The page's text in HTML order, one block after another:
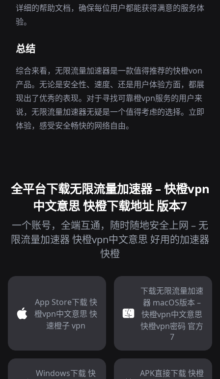
详细的帮助文档，确保每位用户都能获得满意的服务体
验。
总结
综合来看，无限流量加速器是一款值得推荐的快橙von
产品。无论是安全性、速度、还是用户体验方面，都展
现出了优秀的表现。对于寻找可靠橙vpn服务的用户来
说，无限流量加速器无疑是一个值得考虑的选择。立即
体验，感受安全畅快的网络自由。
全平台下载无限流量加速器 – 快橙vpn
中文意思 快橙下载地址 版本7
一个账号，全端互通，随时随地安全上网 – 无
限流量加速器 快橙vpn中文意思 好用的加速器
快橙
App Store下载 快
橙vpn中文意思 快
速橙子 vpn
下载无限流量加速
器 macOS版本 –
快橙vpn中文意思
快橙vpn密码 官方
7
Windows下载 快 APK直接下载 快橙